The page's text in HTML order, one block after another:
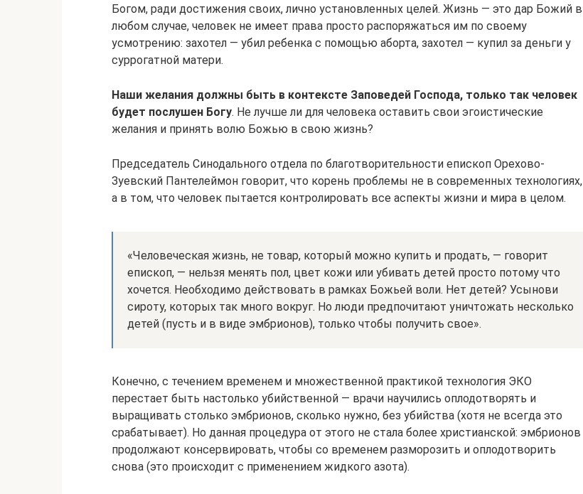
Богом, ради достижения своих, лично установленных целей. Жизнь — это дар Божий в
любом случае, человек не имеет права просто распоряжаться им по своему
усмотрению: захотел — убил ребенка с помощью аборта, захотел — купил за деньги у
суррогатной матери.
Наши желания должны быть в контексте Заповедей Господа, только так человек
будет послушен Богу. Не лучше ли для человека оставить свои эгоистические
желания и принять волю Божью в свою жизнь?
Председатель Синодального отдела по благотворительности епископ Орехово-
Зуевский Пантелеймон говорит, что корень проблемы не в современных технологиях,
а в том, что человек пытается контролировать все аспекты жизни и мира в целом.
«Человеческая жизнь, не товар, который можно купить и продать, — говорит
епископ, — нельзя менять пол, цвет кожи или убивать детей просто потому что
хочется. Необходимо действовать в рамках Божьей воли. Нет детей? Усынови
сироту, которых так много вокруг. Но люди предпочитают уничтожать несколько
детей (пусть и в виде эмбрионов), только чтобы получить свое».
Конечно, с течением временем и множественной практикой технология ЭКО
перестает быть настолько убийственной — врачи научились оплодотворять и
выращивать столько эмбрионов, сколько нужно, без убийства (хотя не всегда это
срабатывает). Но данная процедура от этого не стала более христианской: эмбрионов
продолжают консервировать, чтобы со временем разморозить и оплодотворить
снова (это происходит с применением жидкого азота).